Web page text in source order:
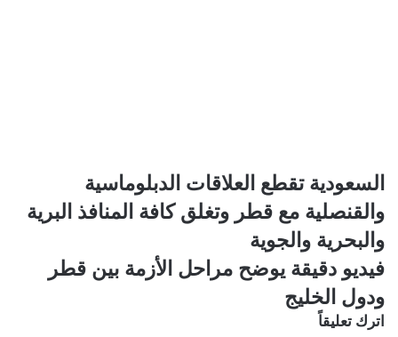
السعودية
تقطع
العلاقات
الدبلوماسية
والقنصلية
مع
وتغلق
كافة
السعودية تقطع العلاقات الدبلوماسية
والقنصلية مع قطر وتغلق كافة المنافذ البرية
والبحرية والجوية
فيديو
دقيقة
يوضح
مراحل
فيديو دقيقة يوضح مراحل الأزمة بين قطر
ودول الخليج
اترك تعليقاً